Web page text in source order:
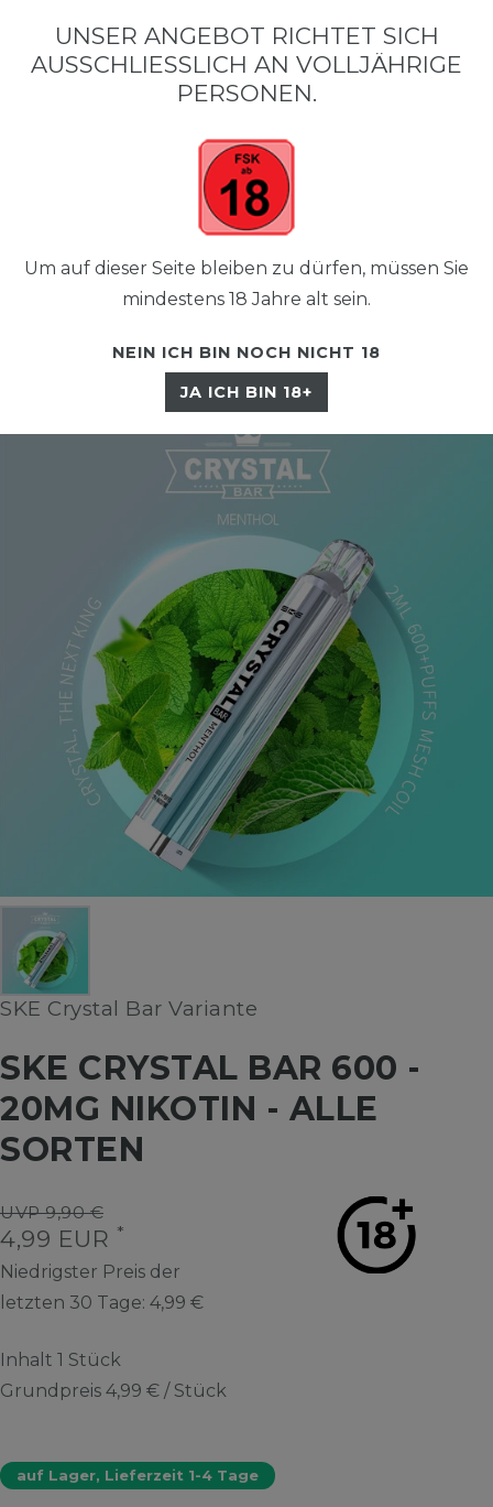
SKE Crystal Bar Variante
SKE CRYSTAL BAR 600 -
20MG NIKOTIN - ALLE
SORTEN
UVP 9,90 €
4,99 EUR *
Niedrigster Preis der
letzten 30 Tage: 4,99 €
Inhalt 1 Stück
Grundpreis 4,99 € / Stück
auf Lager, Lieferzeit 1-4 Tage
UNSER ANGEBOT RICHTET SICH
AUSSCHLIESSLICH AN VOLLJÄHRIGE P
ERSONEN.
Um auf dieser Seite bleiben zu dürfen, müssen Sie
mindestens 18 Jahre alt sein.
NEIN ICH BIN NOCH NICHT 18
JA ICH BIN 18+